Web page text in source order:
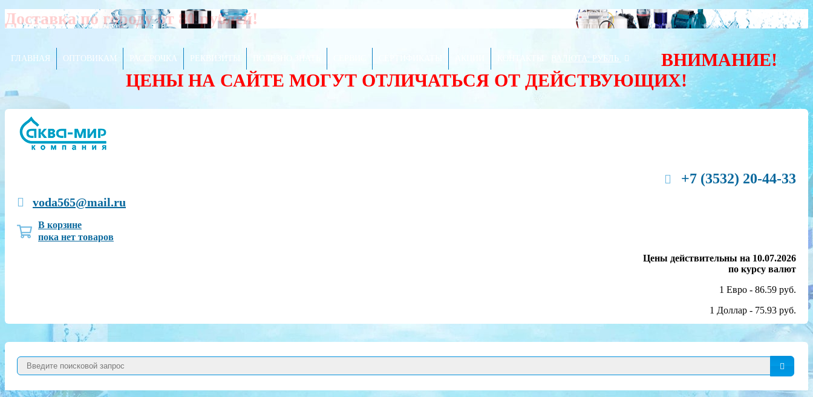
Доставка по городу от 80 рублей!
ГЛАВНАЯ ОПТОВИКАМ РАССРОЧКА РЕКВИЗИТЫ ВАЛЮТА: РУБЛЬ
ВНИМАНИЕ!
ЦЕНЫ НА САЙТЕ МОГУТ ОТЛИЧАТЬСЯ ОТ ДЕЙСТВУЮЩИХ!
+7 (3532) 20-44-33
voda565@mail.ru
В корзине
пока нет товаров
Цены действительны на 10.07.2026
по курсу валют
1 Евро - 86.59 руб.
1 Доллар - 75.93 руб.